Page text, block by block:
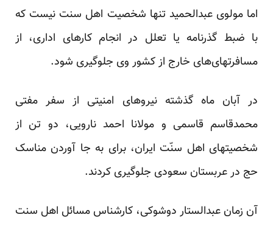
اما مولوی عبدالحمید تنها شخصیت اهل سنت نیست که
با ضبط گذرنامه یا تعلل در انجام کارهای اداری، از
مسافرتهای‌های خارج از کشور وی جلوگیری شود.
در آبان ماه گذشته نیروهای امنیتی از سفر مفتی
محمدقاسم قاسمی و مولانا احمد نارویی، دو تن از
شخصیت‏های اهل سنّت ایران، برای به جا آوردن مناسک
حج در عربستان سعودی جلوگیری کردند.
آن زمان عبدالستار دوشوکی، کار‌شناس مسائل اهل سنت